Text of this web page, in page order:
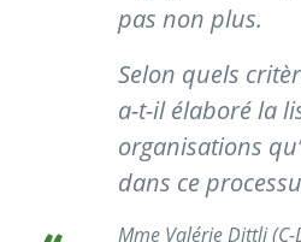
pas non plus.
Selon quels
a-t-il élaboré la
organisations
dans ce
Mme Valérie Dittli